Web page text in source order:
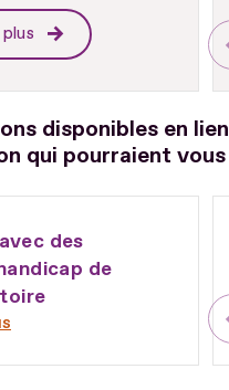
disponibles en
qui pourraient vous
des
de